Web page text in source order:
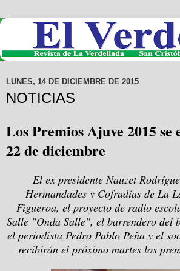
LUNES, 14 DE DICIEMBRE DE 2015
NOTICIAS
Los Premios Ajuve 2015 se
22 de diciembre
El ex presidente Nauzet
Hermandades y Cofradías de La
Figueroa, el proyecto de radio
Salle "Onda Salle", el barrendero del
el periodista Pedro Pablo Peña y el
recibirán el próximo martes los